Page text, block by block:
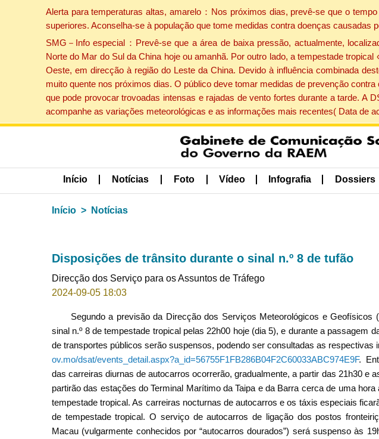
Alerta para temperaturas altas, amarelo：Nos próximos dias, prevê-se que o
superiores. Aconselha-se à população que tome medidas contra doenças causadas
SMG－Info especial：Prevê-se que a área de baixa pressão, actualmente,
Norte do Mar do Sul da China hoje ou amanhã. Por outro lado, a tempestade
Oeste, em direcção à região do Leste da China. Devido à influência combinada
muito quente nos próximos dias. O público deve tomar medidas de prevenção
que pode provocar trovoadas intensas e rajadas de vento fortes durante a tarde. A
acompanhe as variações meteorológicas e as informações mais recentes( Data de
Início Notícias Foto Vídeo Infografia Dossiers
Início Notícias
Disposições de trânsito durante o sinal n.º 8 de tufão
Direcção dos Serviço para os Assuntos de Tráfego
2024-09-05 18:03
Segundo a previsão da Direcção dos Serviços Meteorológicos e
sinal n.º 8 de tempestade tropical pelas 22h00 hoje (dia 5), e durante a passagem
de transportes públicos serão suspensos, podendo ser consultadas as respectivas
ov.mo/dsat/events_detail.aspx?a_id=56755F1FB286B04F2C60033ABC974E9F.
das carreiras diurnas de autocarros ocorrerão, gradualmente, a partir das 21h30 e
partirão das estações do Terminal Marítimo da Taipa e da Barra cerca de uma
tempestade tropical. As carreiras nocturnas de autocarros e os táxis especiais
de tempestade tropical. O serviço de autocarros de ligação dos postos
Macau (vulgarmente conhecidos por “autocarros dourados”) será suspenso às